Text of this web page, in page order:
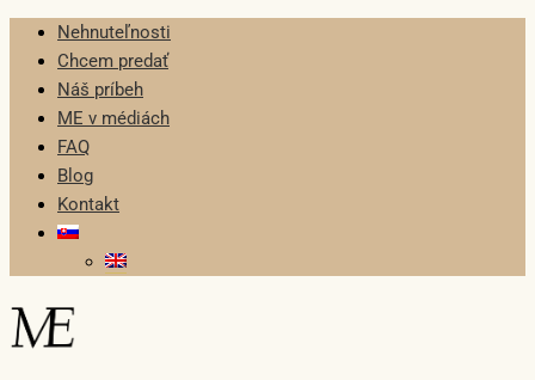
Nehnuteľnosti
Chcem predať
Náš príbeh
ME v médiách
FAQ
Blog
Kontakt